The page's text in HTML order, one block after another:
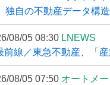
独自の不動産データ構
08/05 08:30 LNEWS
前線／東急不動産、「
08/05 07:50 オートメ